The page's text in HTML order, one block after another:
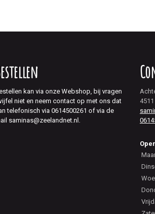
kan via onze Webshop, bij vragen
niet en neem contact op met ons dat
telefonisch via 0614500261 of via de
saminas@zeelandnet.nl.